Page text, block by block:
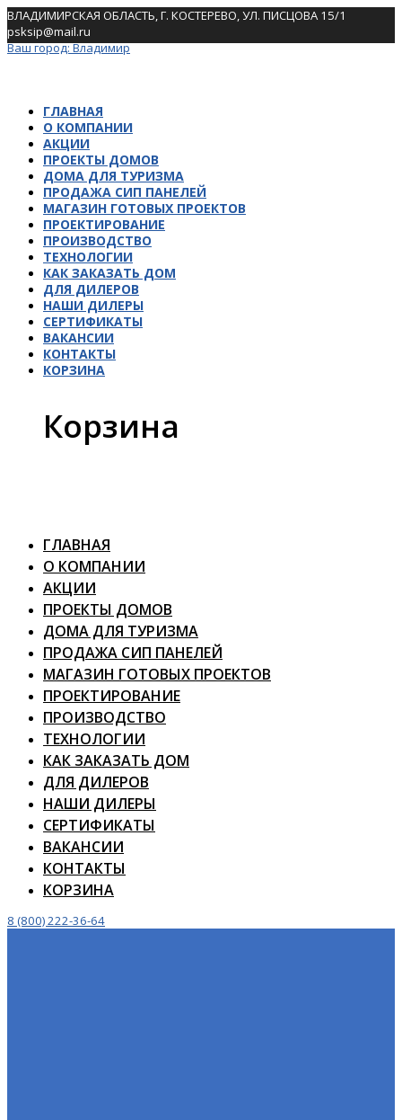
Skip
to
content
ВЛАДИМИРСКАЯ ОБЛАСТЬ, Г. КОСТЕРЕВО, УЛ. ПИСЦОВА 15/1
psksip@mail.ru
Ваш город:Владимир
ГЛАВНАЯ
О КОМПАНИИ
АКЦИИ
ПРОЕКТЫ ДОМОВ
ДОМА ДЛЯ ТУРИЗМА
ПРОДАЖА СИП ПАНЕЛЕЙ
МАГАЗИН ГОТОВЫХ ПРОЕКТОВ
ПРОЕКТИРОВАНИЕ
ПРОИЗВОДСТВО
ТЕХНОЛОГИИ
КАК ЗАКАЗАТЬ ДОМ
ДЛЯ ДИЛЕРОВ
НАШИ ДИЛЕРЫ
СЕРТИФИКАТЫ
ВАКАНСИИ
КОНТАКТЫ
КОРЗИНА
Корзина
ГЛАВНАЯ
О КОМПАНИИ
АКЦИИ
ПРОЕКТЫ ДОМОВ
ДОМА ДЛЯ ТУРИЗМА
ПРОДАЖА СИП ПАНЕЛЕЙ
МАГАЗИН ГОТОВЫХ ПРОЕКТОВ
ПРОЕКТИРОВАНИЕ
ПРОИЗВОДСТВО
ТЕХНОЛОГИИ
КАК ЗАКАЗАТЬ ДОМ
ДЛЯ ДИЛЕРОВ
НАШИ ДИЛЕРЫ
СЕРТИФИКАТЫ
ВАКАНСИИ
КОНТАКТЫ
КОРЗИНА
8 (800) 222-36-64